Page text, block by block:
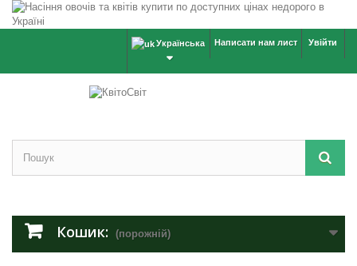
Увійти
Написати нам лист
Українська
Кошик: (порожній)